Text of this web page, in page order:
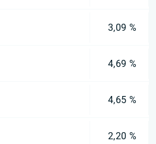
3,09 %
4,69 %
4,65 %
2,20 %